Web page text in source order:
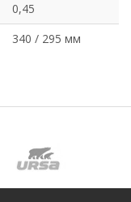
0,45
340 / 295 мм